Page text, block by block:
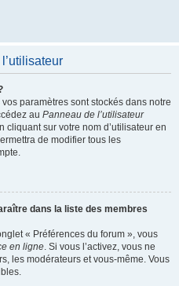
paramètres sont stockés dans notre
au Panneau de l’utilisateur
sur votre nom d’utilisateur en
de modifier tous les
dans la liste des membres
« Préférences du forum », vous
en ligne. Si vous l’activez, vous ne
les modérateurs et vous-même. Vous